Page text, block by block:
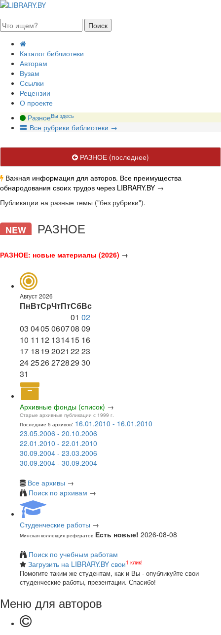
Каталог библиотеки
Авторам
Вузам
Ссылки
Рецензии
О проекте
РазноеВы здесь
Все рубрики библиотеки →
РАЗНОЕ (последнее)
Важная информация для авторов. Все преимущества
обнародования своих трудов через LIBRARY.BY →
Публикации на разные темы ("без рубрики").
NEW РАЗНОЕ
РАЗНОЕ: новые материалы (2026) →
Август 2026
ПнВтСрЧтПтСбВс
01 02
03 0405060708 09
10 11 12 131415 16
17 1819 2021 2223
242526272829 30
31
Архивные фонды (список) →
Старые архивные публикации с 1999 г.
Последние 5 архивов: 16.01.2010 - 16.01.2010
23.05.2006 - 20.10.2006
22.01.2010 - 22.01.2010
30.09.2004 - 23.03.2006
30.09.2004 - 30.09.2004
Все архивы →
Поиск по архивам →
Студенческие работы →
Минская коллекция рефератов Есть новые! 2026-08-08
Поиск по учебным работам
Загрузить на LIBRARY.BY свои1 клик!
Помогите таким же студентам, как и Вы - опубликуйте свои
студенческие работы, презентации. Спасибо!
Меню для авторов